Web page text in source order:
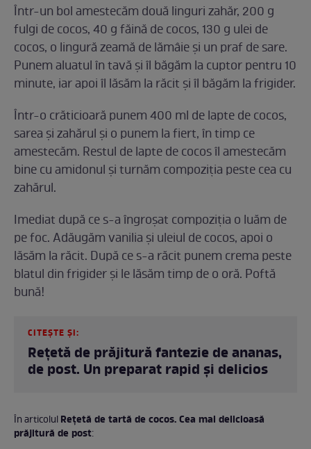
Într-un bol amestecăm două linguri zahăr, 200 g
fulgi de cocos, 40 g făină de cocos, 130 g ulei de
cocos, o lingură zeamă de lămâie și un praf de sare.
Punem aluatul în tavă și îl băgăm la cuptor pentru 10
minute, iar apoi îl lăsăm la răcit și îl băgăm la frigider.
Într-o crăticioară punem 400 ml de lapte de cocos,
sarea și zahărul și o punem la fiert, în timp ce
amestecăm. Restul de lapte de cocos îl amestecăm
bine cu amidonul și turnăm compoziția peste cea cu
zahărul.
Imediat după ce s-a îngroșat compoziția o luăm de
pe foc. Adăugăm vanilia și uleiul de cocos, apoi o
lăsăm la răcit. După ce s-a răcit punem crema peste
blatul din frigider și le lăsăm timp de o oră. Poftă
bună!
CITEȘTE ȘI:
Rețetă de prăjitură fantezie de ananas,
de post. Un preparat rapid și delicios
În articolulRețetă de tartă de cocos. Cea mai delicioasă
prăjitură de post: